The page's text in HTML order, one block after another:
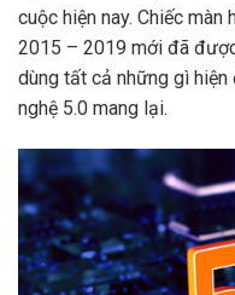
cuộc hiện nay. Chiếc
2015 – 2019 mới đã
dùng tất cả những gì
nghệ 5.0 mang lại.